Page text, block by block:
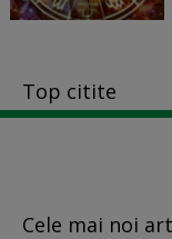
Top citite
Cele mai noi